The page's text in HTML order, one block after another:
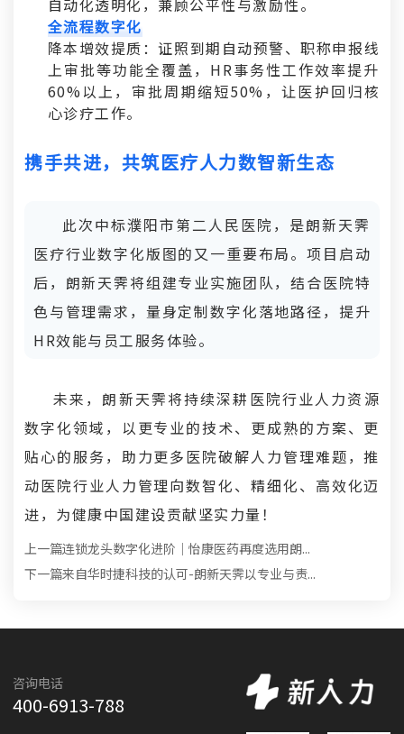
自动化透明化，兼顾公平性与激励性。
全流程数字化
降本增效提质：证照到期自动预警、职称申报线
上审批等功能全覆盖，HR事务性工作效率提升
60%以上，审批周期缩短50%，让医护回归核
心诊疗工作。
携手共进，共筑医疗人力数智新生态
此次中标濮阳市第二人民医院，是朗新天霁
医疗行业数字化版图的又一重要布局。项目启动
后，朗新天霁将组建专业实施团队，结合医院特
色与管理需求，量身定制数字化落地路径，提升
HR效能与员工服务体验。
未来，朗新天霁将持续深耕医院行业人力资源
数字化领域，以更专业的技术、更成熟的方案、更
贴心的服务，助力更多医院破解人力管理难题，推
动医院行业人力管理向数智化、精细化、高效化迈
进，为健康中国建设贡献坚实力量！
上一篇连锁龙头数字化进阶｜怡康医药再度选用朗...
下一篇来自华时捷科技的认可-朗新天霁以专业与责...
咨询电话
400-6913-788